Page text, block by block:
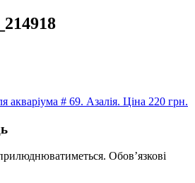
акваріума # 69. Азалія. Ціна 220 грн.
Обов’язкові